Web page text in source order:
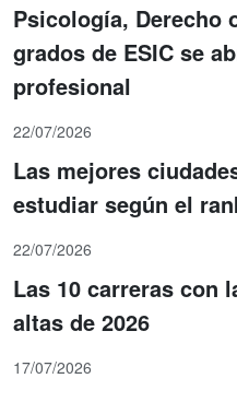
Psicología, Derecho
grados de ESIC se
profesional
22/07/2026
Las mejores
estudiar según el
22/07/2026
Las 10 carreras con
altas de 2026
17/07/2026